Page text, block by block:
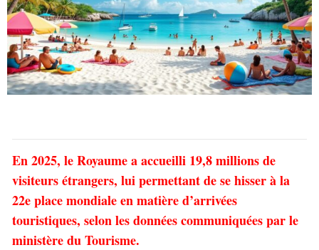
En 2025, le Royaume a accueilli 19,8 millions de
visiteurs étrangers, lui permettant de se hisser à la
22e place mondiale en matière d’arrivées
touristiques, selon les données communiquées par le
ministère du Tourisme.